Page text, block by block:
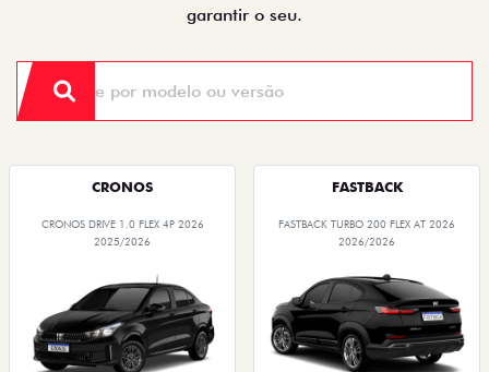
garantir o seu.
CRONOS
CRONOS DRIVE 1.0 FLEX 4P 2026
2025/2026
FASTBACK
FASTBACK TURBO 200 FLEX AT 2026
2026/2026